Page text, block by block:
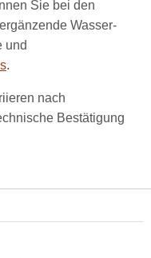
Sie bei den
Wasser-
und
.
nach
Bestätigung